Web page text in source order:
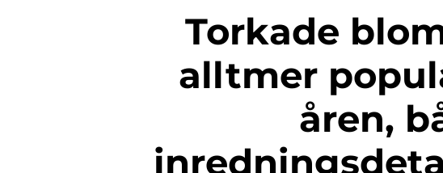
Torkade blommor har blivit
alltmer
åren,